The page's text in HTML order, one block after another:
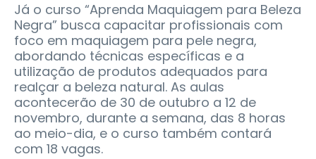
Já o curso “Aprenda Maquiagem para Beleza
Negra” busca capacitar profissionais com
foco em maquiagem para pele negra,
abordando técnicas específicas e a
utilização de produtos adequados para
realçar a beleza natural. As aulas
acontecerão de 30 de outubro a 12 de
novembro, durante a semana, das 8 horas
ao meio-dia, e o curso também contará
com 18 vagas.